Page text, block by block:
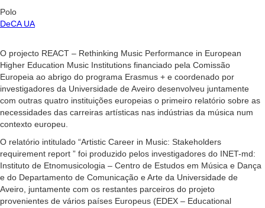
Polo
DeCA UA
O projecto REACT – Rethinking Music Performance in European
Higher Education Music Institutions financiado pela Comissão
Europeia ao abrigo do programa Erasmus + e coordenado por
investigadores da Universidade de Aveiro desenvolveu juntamente
com outras quatro instituições europeias o primeiro relatório sobre as
necessidades das carreiras artísticas nas indústrias da música num
contexto europeu.
O relatório intitulado “Artistic Career in Music: Stakeholders
requirement report ” foi produzido pelos investigadores do INET-md:
Instituto de Etnomusicologia – Centro de Estudos em Música e Dança
e do Departamento de Comunicação e Arte da Universidade de
Aveiro, juntamente com os restantes parceiros do projeto
provenientes de vários países Europeus (EDEX – Educational